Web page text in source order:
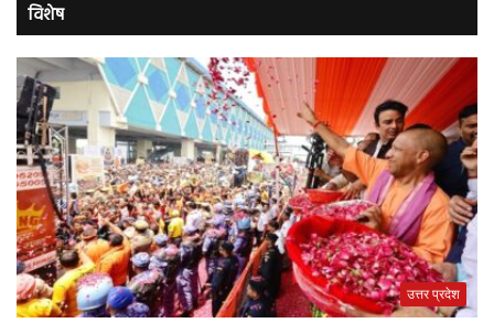
विशेष
उत्तर प्रदेश